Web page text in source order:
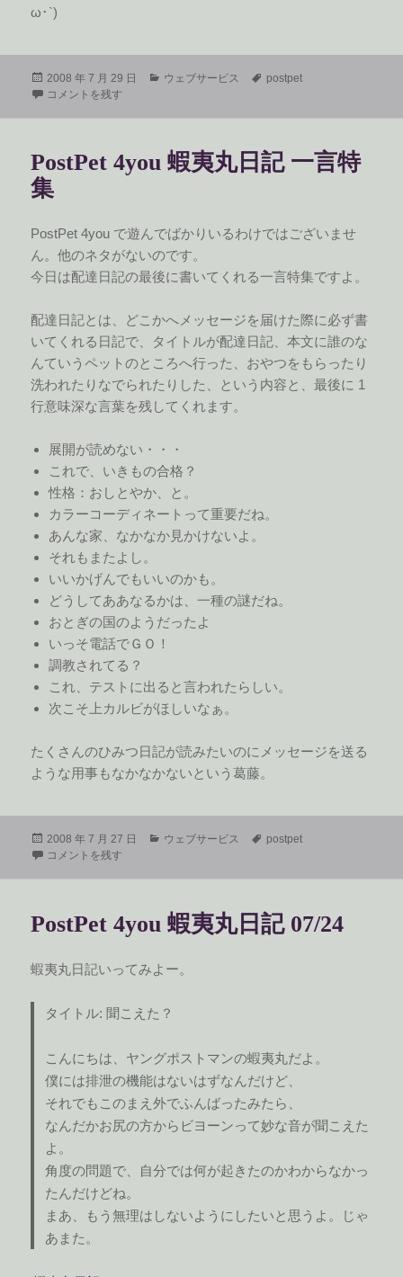
ω･`)
投
稿
2008 年 7 月 29 日
カ
ウェブサービス
タ
postpet
PostPet 4you 蝦夷丸日記 07/29 に
コメントを残す
PostPet 4you 蝦夷丸日記 一言特
集
PostPet 4you で遊んでばかりいるわけではございませ
ん。他のネタがないのです。
今日は配達日記の最後に書いてくれる一言特集ですよ。
配達日記とは、どこかへメッセージを届けた際に必ず書
いてくれる日記で、タイトルが配達日記、本文に誰のな
んていうペットのところへ行った、おやつをもらったり
洗われたりなでられたりした、という内容と、最後に 1
行意味深な言葉を残してくれます。
展開が読めない・・・
これで、いきもの合格？
性格：おしとやか、と。
カラーコーディネートって重要だね。
あんな家、なかなか見かけないよ。
それもまたよし。
いいかげんでもいいのかも。
どうしてああなるかは、一種の謎だね。
おとぎの国のようだったよ
いっそ電話でＧＯ！
調教されてる？
これ、テストに出ると言われたらしい。
次こそ上カルビがほしいなぁ。
たくさんのひみつ日記が読みたいのにメッセージを送る
ような用事もなかなかないという葛藤。
投
稿
2008 年 7 月 27 日
カ
ウェブサービス
タ
postpet
PostPet 4you 蝦夷丸日記 一言特集 に
コメントを残す
PostPet 4you 蝦夷丸日記 07/24
蝦夷丸日記いってみよー。
タイトル: 聞こえた？
こんにちは、ヤングポストマンの蝦夷丸だよ。
僕には排泄の機能はないはずなんだけど、
それでもこのまえ外でふんばったみたら、
なんだかお尻の方からビヨーンって妙な音が聞こえた
よ。
角度の問題で、自分では何が起きたのかわからなかっ
たんだけどね。
まあ、もう無理はしないようにしたいと思うよ。じゃ
あまた。